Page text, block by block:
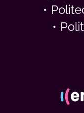
•
•